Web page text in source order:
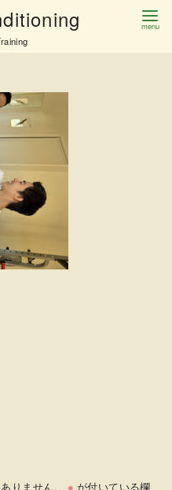
りません。 ※ が付いている欄